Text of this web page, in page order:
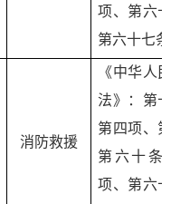
项、第六
第六十七条
消防救援
《中华人
法》：第
第四项、
第六十条
项、第六